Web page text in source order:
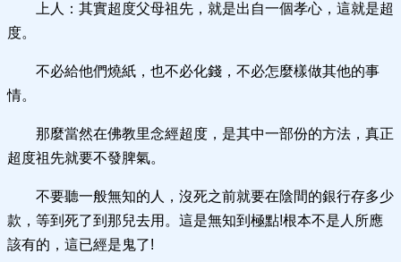
上人：其實超度父母祖先，就是出自一個孝心，這就是超
度。
不必給他們燒紙，也不必化錢，不必怎麼樣做其他的事
情。
那麼當然在佛教里念經超度，是其中一部份的方法，真正
超度祖先就要不發脾氣。
不要聽一般無知的人，沒死之前就要在陰間的銀行存多少
款，等到死了到那兒去用。這是無知到極點!根本不是人所應
該有的，這已經是鬼了!